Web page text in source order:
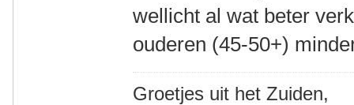
wellicht al wat beter
ouderen (45-50+)
Groetjes uit het Zuiden,